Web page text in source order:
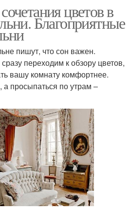
цветов в
Благоприятные
пишут, что сон важен.
переходим к обзору цветов,
вашу комнату комфортнее.
а просыпаться по утрам ‒